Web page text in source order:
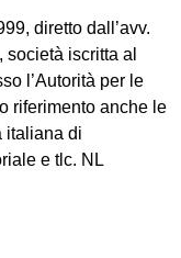
diretto dall’avv.
iscritta al
l’Autorità per le
riferimento anche le
italiana di
e tlc. NL